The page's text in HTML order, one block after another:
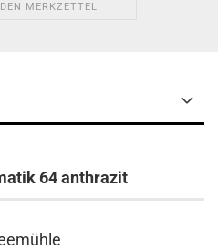
MERKZETTEL
64 anthrazit